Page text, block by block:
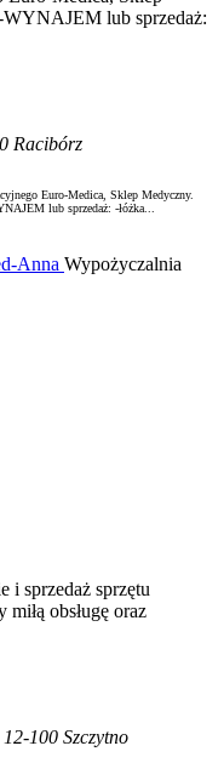
lub sprzedaż:
Racibórz
Euro-Medica, Sklep Medyczny.
lub sprzedaż: -łóżka...
Wypożyczalnia
i sprzedaż sprzętu
obsługę oraz
100 Szczytno